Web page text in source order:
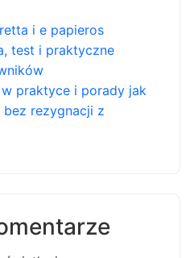
i e papieros
test i praktyczne
praktyce i porady jak
rezygnacji z